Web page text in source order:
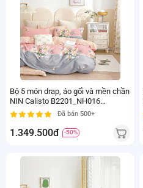
Bộ 5 món drap, áo gối và mền chần
NIN Calisto B2201_NH016
(160x200+30cm)Đã bán 500+
1.349.500đ -50%